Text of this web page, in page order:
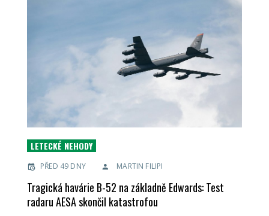
LETECKÉ NEHODY
PŘED 49 DNY MARTIN FILIPI
Tragická havárie B-52 na základně Edwards: Test
radaru AESA skončil katastrofou